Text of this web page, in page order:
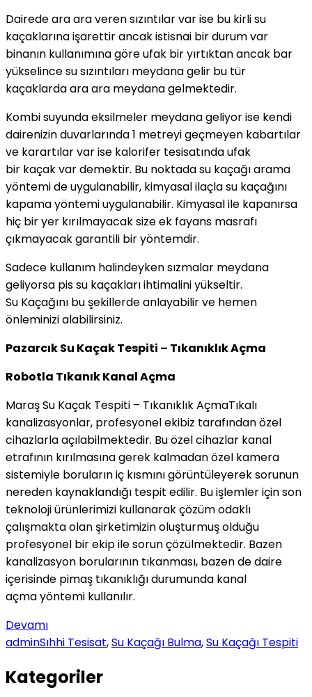
Dairede ara ara veren sızıntılar var ise bu kirli su
kaçaklarına işarettir ancak istisnai bir durum var
binanın kullanımına göre ufak bir yırtıktan ancak bar
yükselince su sızıntıları meydana gelir bu tür
kaçaklarda ara ara meydana gelmektedir.
Kombi suyunda eksilmeler meydana geliyor ise kendi
dairenizin duvarlarında 1 metreyi geçmeyen kabartılar
ve karartılar var ise kalorifer tesisatında ufak
bir kaçak var demektir. Bu noktada su kaçağı arama
yöntemi de uygulanabilir, kimyasal ilaçla su kaçağını
kapama yöntemi uygulanabilir. Kimyasal ile kapanırsa
hiç bir yer kırılmayacak size ek fayans masrafı
çıkmayacak garantili bir yöntemdir.
Sadece kullanım halindeyken sızmalar meydana
geliyorsa pis su kaçakları ihtimalini yükseltir.
Su Kaçağını bu şekillerde anlayabilir ve hemen
önleminizi alabilirsiniz.
Pazarcık Su Kaçak Tespiti – Tıkanıklık Açma
Robotla Tıkanık Kanal Açma
Maraş Su Kaçak Tespiti – Tıkanıklık AçmaTıkalı
kanalizasyonlar, profesyonel ekibiz tarafından özel
cihazlarlaaçılabilmektedir. Bu özel cihazlar kanal
etrafının kırılmasına gerek kalmadan özel kamera
sistemiyle boruların iç kısmını görüntüleyerek sorunun
nereden kaynaklandığı tespit edilir. Bu işlemler için son
teknoloji ürünlerimizi kullanarak çözüm odaklı
çalışmakta olan şirketimizin oluşturmuş olduğu
profesyonel bir ekip ile sorun çözülmektedir. Bazen
kanalizasyon borularının tıkanması, bazen de daire
içerisinde pimaş tıkanıklığı durumunda kanal
açma yöntemi kullanılır.
Devamı
adminSıhhi Tesisat,Su Kaçağı Bulma,Su Kaçağı Tespiti
Kategoriler